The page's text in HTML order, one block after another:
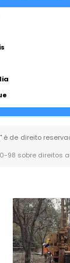
" é de direito
98 sobre direitos